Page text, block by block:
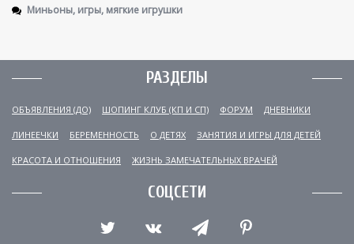
Миньоны, игры, мягкие игрушки
РАЗДЕЛЫ
ОБЪЯВЛЕНИЯ (ДО) ШОПИНГ КЛУБ (КП И СП) ФОРУМ ДНЕВНИКИ
ЛИНЕЕЧКИ БЕРЕМЕННОСТЬ О ДЕТЯХ ЗАНЯТИЯ И ИГРЫ ДЛЯ ДЕТЕЙ
КРАСОТА И ОТНОШЕНИЯ ЖИЗНЬ ЗАМЕЧАТЕЛЬНЫХ ВРАЧЕЙ
СОЦСЕТИ